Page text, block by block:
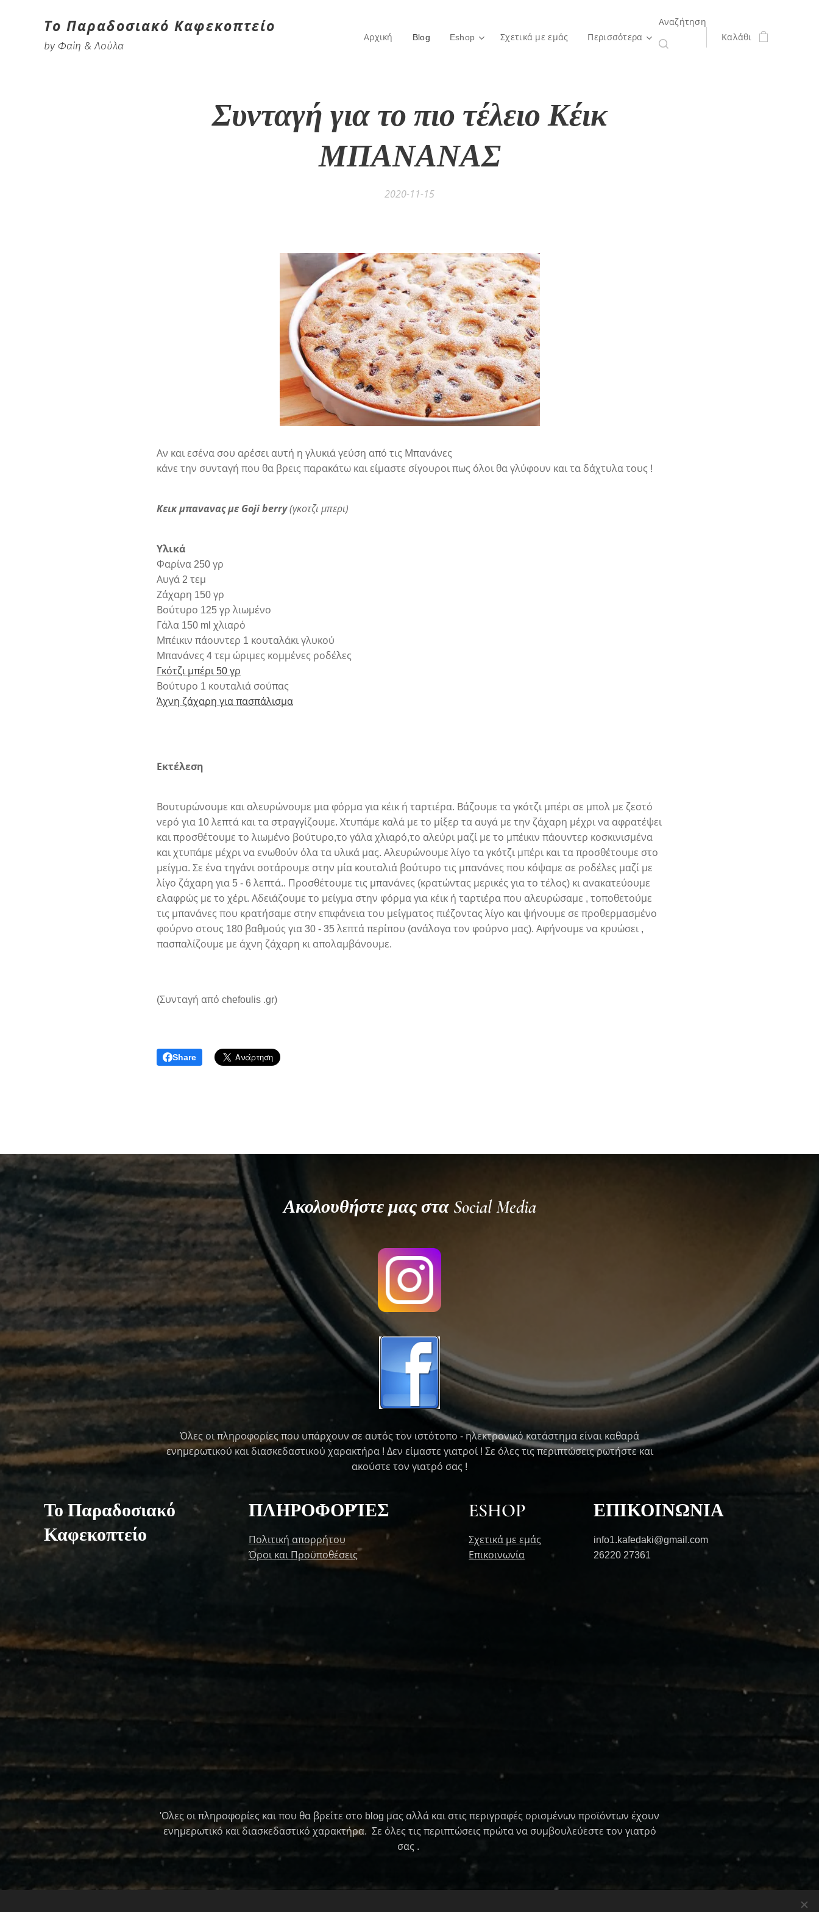
Το Παραδοσιακό Καφεκοπτείο
by Φαίη & Λούλα
Αρχική Blog Eshop Σχετικά με εμάς Περισσότερα
Αναζήτηση
Καλάθι
Συνταγή για το πιο τέλειο Κέικ
ΜΠΑΝΑΝΑΣ
2020-11-15
Αν και εσένα σου αρέσει αυτή η γλυκιά γεύση από τις Μπανάνες
κάνε την συνταγή που θα βρεις παρακάτω και είμαστε σίγουροι πως όλοι θα γλύφουν και τα δάχτυλα τους !
Κεικ μπανανας με Goji berry(γκοτζι μπερι)
Υλικά
Φαρίνα 250 γρ
Αυγά 2 τεμ
Ζάχαρη 150 γρ
Βούτυρο 125 γρ λιωμένο
Γάλα 150 ml χλιαρό
Μπέικιν πάουντερ 1 κουταλάκι γλυκού
Μπανάνες 4 τεμ ώριμες κομμένες ροδέλες
Γκότζι μπέρι 50 γρ
Βούτυρο 1 κουταλιά σούπας
Άχνη ζάχαρη για πασπάλισμα
Εκτέλεση
Βουτυρώνουμε και αλευρώνουμε μια φόρμα για κέικ ή ταρτιέρα. Βάζουμε τα γκότζι μπέρι σε μπολ με ζεστό
νερό για 10 λεπτά και τα στραγγίζουμε. Χτυπάμε καλά με το μίξερ τα αυγά με την ζάχαρη μέχρι να αφρατέψει
και προσθέτουμε το λιωμένο βούτυρο,το γάλα χλιαρό,το αλεύρι μαζί με το μπέικιν πάουντερ κοσκινισμένα
και χτυπάμε μέχρι να ενωθούν όλα τα υλικά μας. Αλευρώνουμε λίγο τα γκότζι μπέρι και τα προσθέτουμε στο
μείγμα. Σε ένα τηγάνι σοτάρουμε στην μία κουταλιά βούτυρο τις μπανάνες που κόψαμε σε ροδέλες μαζί με
λίγο ζάχαρη για 5 - 6 λεπτά.. Προσθέτουμε τις μπανάνες (κρατώντας μερικές για το τέλος) κι ανακατεύουμε
ελαφρώς με το χέρι. Αδειάζουμε το μείγμα στην φόρμα για κέικ ή ταρτιέρα που αλευρώσαμε , τοποθετούμε
τις μπανάνες που κρατήσαμε στην επιφάνεια του μείγματος πιέζοντας λίγο και ψήνουμε σε προθερμασμένο
φούρνο στους 180 βαθμούς για 30 - 35 λεπτά περίπου (ανάλογα τον φούρνο μας). Αφήνουμε να κρυώσει ,
πασπαλίζουμε με άχνη ζάχαρη κι απολαμβάνουμε.
(Συνταγή από chefoulis .gr)
Share
Ακολουθήστε μας στα Social Media
Όλες οι πληροφορίες που υπάρχουν σε αυτός τον ιστότοπο - ηλεκτρονικό κατάστημα είναι καθαρά
ενημερωτικού και διασκεδαστικού χαρακτήρα ! Δεν είμαστε γιατροί ! Σε όλες τις περιπτώσεις ρωτήστε και
ακούστε τον γιατρό σας !
Το Παραδοσιακό
Καφεκοπτείο
ΠΛΗΡΟΦΟΡΊΕΣ
Πολιτική απορρήτου
Όροι και Προϋποθέσεις
ESHOP
Σχετικά με εμάς
Επικοινωνία
ΕΠΙΚΟΙΝΩΝΙΑ
info1.kafedaki@gmail.com
26220 27361
'Ολες οι πληροφορίες και που θα βρείτε στο blog μας αλλά και στις περιγραφές ορισμένων προϊόντων έχουν
ενημερωτικό και διασκεδαστικό χαρακτήρα. Σε όλες τις περιπτώσεις πρώτα να συμβουλεύεστε τον γιατρό
σας .